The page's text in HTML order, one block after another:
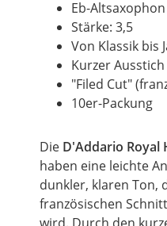
Eb-Altsaxophon
Stärke: 3,5
Von Klassik bis
Kurzer
"Filed Cut"
10er-Packung
Die D'Addario Royal
haben eine leichte
dunkler, klaren Ton,
französischen